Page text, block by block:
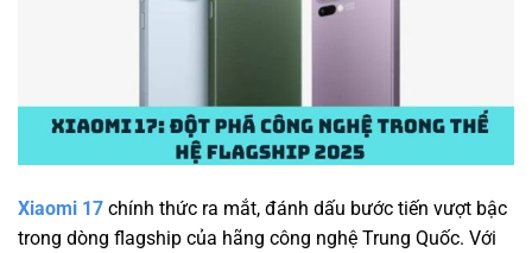
Xiaomi 17 chính thức ra mắt, đánh dấu bước tiến vượt bậc
trong dòng flagship của hãng công nghệ Trung Quốc. Với